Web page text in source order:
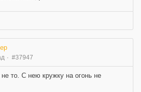
#37947
то. С нею кружку на огонь не